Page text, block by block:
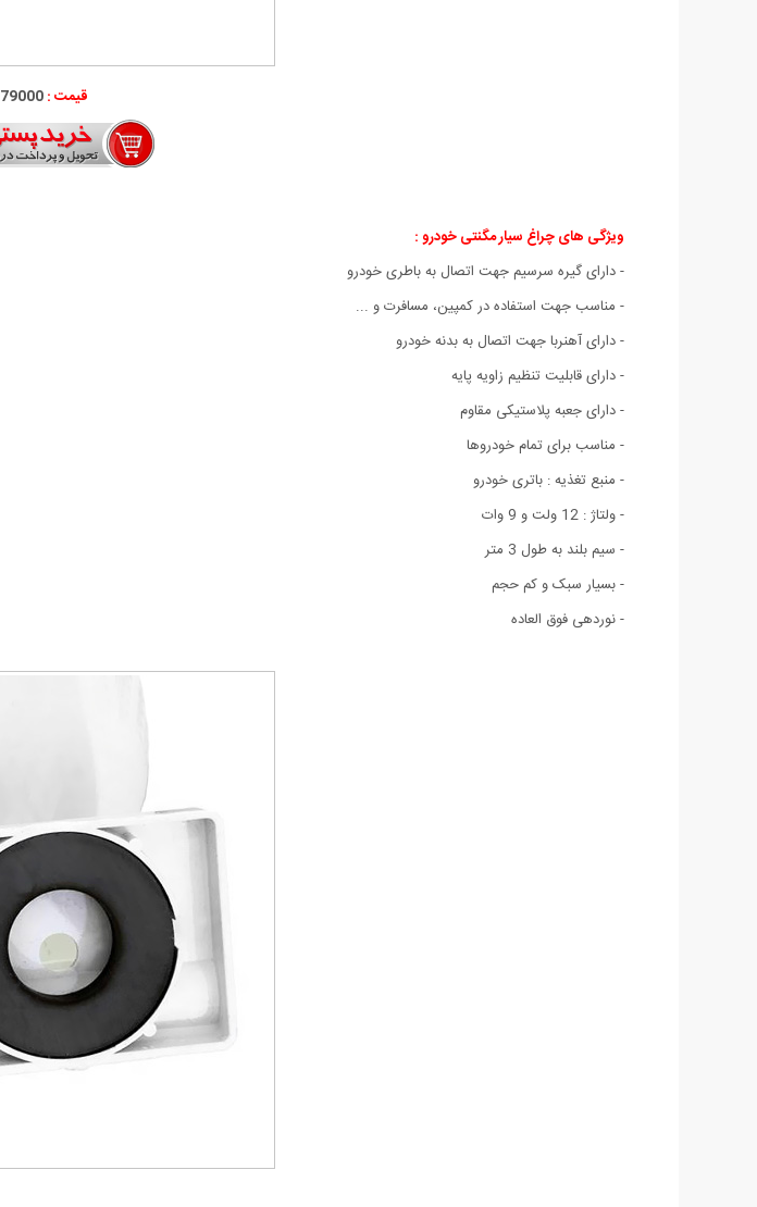
قیمت :79000 تومان
ویژگی های چراغ سیار مگنتی خودرو :
- دارای گیره سرسیم جهت اتصال به باطری خودرو
- مناسب جهت استفاده در کمپین، مسافرت و ...
- دارای آهنربا جهت اتصال به بدنه خودرو
- دارای قابلیت تنظیم زاویه پایه
- دارای جعبه پلاستیکی مقاوم
- مناسب برای تمام خودروها
- منبع تغذیه : باتری خودرو
- ولتاژ : 12 ولت و 9 وات
- سیم بلند به طول 3 متر
- بسیار سبک و کم حجم
- نوردهی فوق العاده